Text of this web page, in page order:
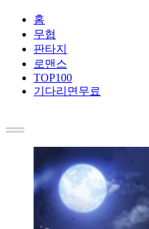
홈
무협
판타지
로맨스
TOP100
기다리면무료